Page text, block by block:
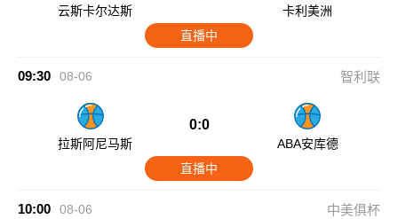
云斯卡尔达斯
卡利美洲
直播中
09:30 08-06 智利联
拉斯阿尼马斯
0:0
ABA安库德
直播中
10:00 08-06 中美俱杯